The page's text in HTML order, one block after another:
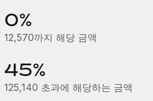
0%
12,570까지 해당 금액
45%
125,140 초과에 해당하는 금액